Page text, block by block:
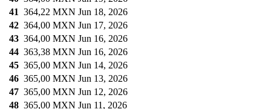
41 364,22 MXN Jun 18, 2026
42 364,00 MXN Jun 17, 2026
43 364,00 MXN Jun 16, 2026
44 363,38 MXN Jun 16, 2026
45 365,00 MXN Jun 14, 2026
46 365,00 MXN Jun 13, 2026
47 365,00 MXN Jun 12, 2026
48 365,00 MXN Jun 11, 2026